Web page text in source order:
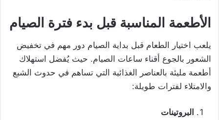
الأطعمة المناسبة قبل بدء فترة الصيام
يلعب اختيار الطعام قبل بداية الصيام دور مهم في تخفيض
الشعور بالجوع أقناء ساعات الصيام. حيث يُفضل استهلاك
أطعمة مليئة بالعناصر الغذائية التي تساهم في حدوث الشبع
والامتلاء لفترات طويلة:
البروتينات